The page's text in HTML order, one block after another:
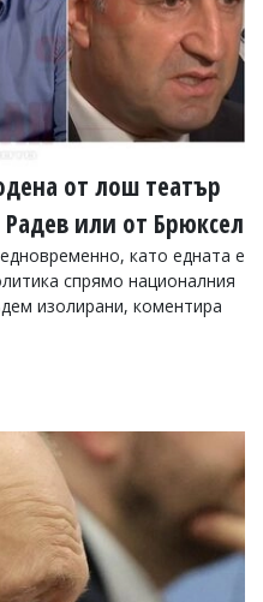
от лош театър
или от Брюксел
като едната е
спрямо националния
изолирани, коментира